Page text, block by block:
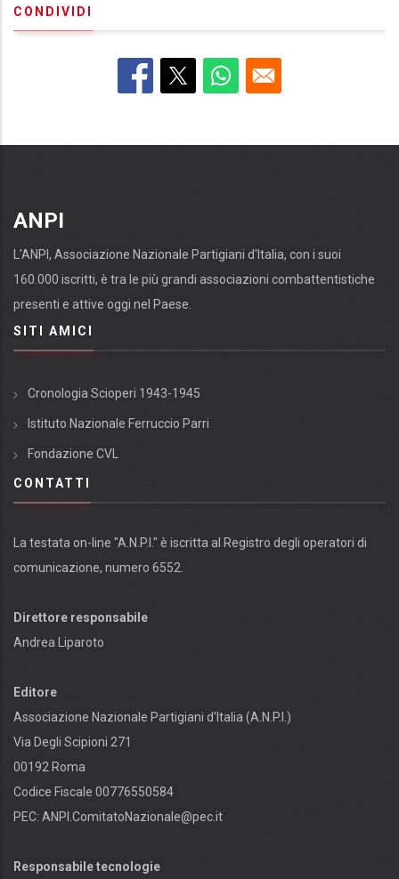
CONDIVIDI
ANPI
L'ANPI, Associazione Nazionale Partigiani d'Italia, con i suoi
160.000 iscritti, è tra le più grandi associazioni combattentistiche
presenti e attive oggi nel Paese.
SITI AMICI
Cronologia Scioperi 1943-1945
Istituto Nazionale Ferruccio Parri
Fondazione CVL
CONTATTI
La testata on-line "A.N.P.I." è iscritta al Registro degli operatori di
comunicazione, numero 6552.
Direttore responsabile
Andrea Liparoto
Editore
Associazione Nazionale Partigiani d'Italia (A.N.P.I.)
Via Degli Scipioni 271
00192 Roma
Codice Fiscale 00776550584
PEC: ANPI.ComitatoNazionale@pec.it
Responsabile tecnologie